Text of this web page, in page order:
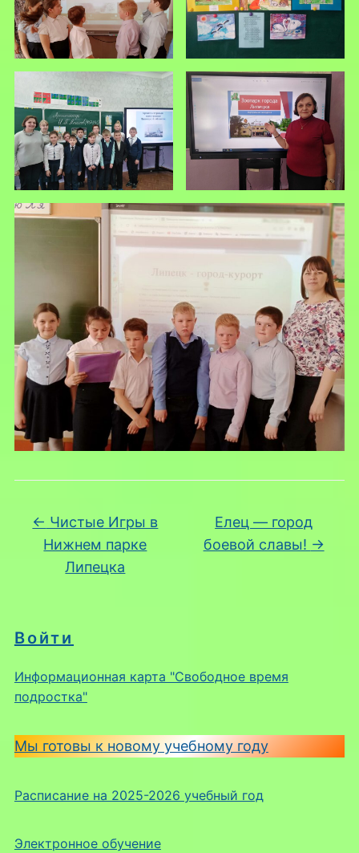
Войти
Информационная карта "Свободное время
подростка"
Мы готовы к новому учебному году
Расписание на 2025-2026 учебный год
Электронное обучение
← Чистые Игры в
Нижнем парке
Липецка
Елец — город
боевой славы! →